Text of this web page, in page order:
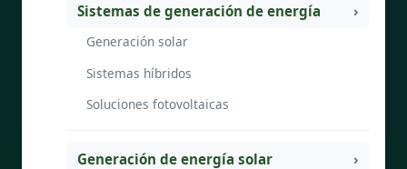
Sistemas de generación de energía
Generación solar
Sistemas híbridos
Soluciones fotovoltaicas
Generación de energía solar